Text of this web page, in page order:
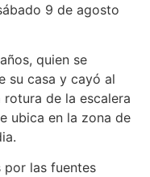
9 de agosto
quien se
su casa y cayó al
de la escalera
ubica en la zona de
por las fuentes